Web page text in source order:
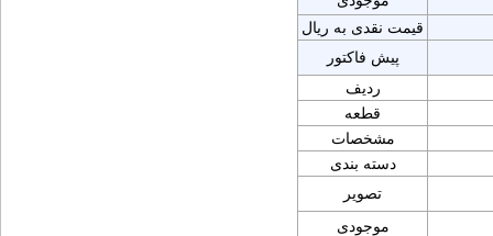
قیمت نقدی به ریال
پیش فاکتور
ردیف
قطعه
مشخصات
دسته بندی
تصویر
موجودی